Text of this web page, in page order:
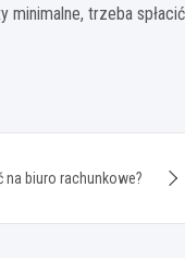
minimalne, trzeba spłacić
biuro rachunkowe?